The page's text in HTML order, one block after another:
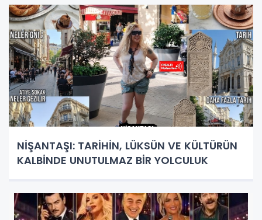
NİŞANTAŞI: TARİHİN, LÜKSÜN VE KÜLTÜRÜN
KALBİNDE UNUTULMAZ BİR YOLCULUK